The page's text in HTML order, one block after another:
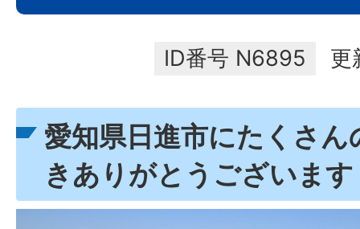
ID番号 N6895 更
愛知県日進市にたくさ
きありがとうございます